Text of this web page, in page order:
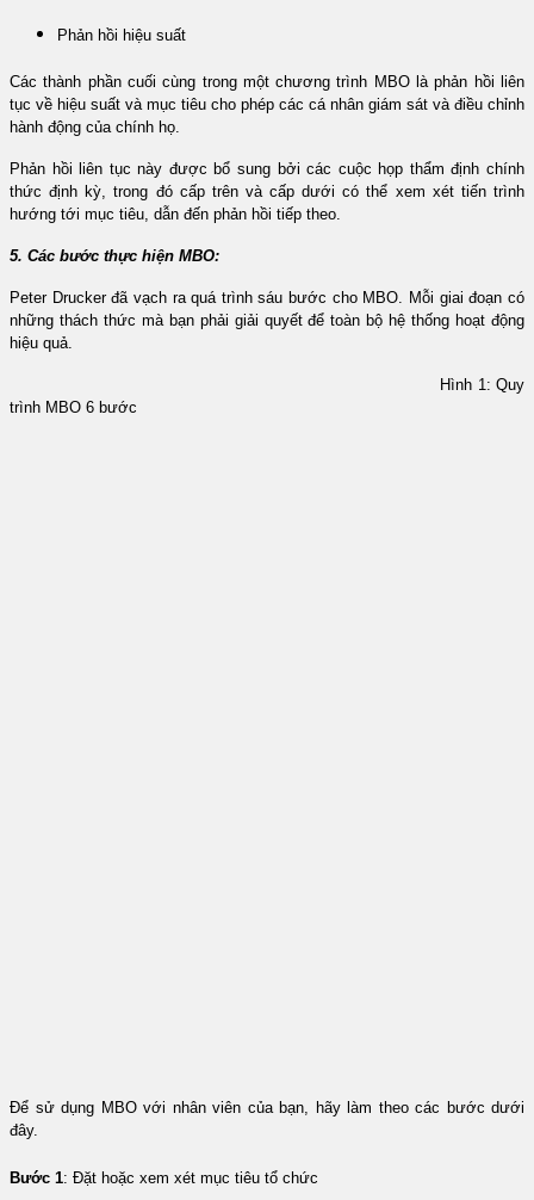
Phản hồi hiệu suất
Các thành phần cuối cùng trong một chương trình MBO là phản hồi liên
tục về hiệu suất và mục tiêu cho phép các cá nhân giám sát và điều chỉnh
hành động của chính họ.
Phản hồi liên tục này được bổ sung bởi các cuộc họp thẩm định chính
thức định kỳ, trong đó cấp trên và cấp dưới có thể xem xét tiến trình
hướng tới mục tiêu, dẫn đến phản hồi tiếp theo.
5. Các bước thực hiện MBO:
Peter Drucker đã vạch ra quá trình sáu bước cho MBO. Mỗi giai đoạn có
những thách thức mà bạn phải giải quyết để toàn bộ hệ thống hoạt động
hiệu quả.
Hình 1: Quy
trình MBO 6 bước
Để sử dụng MBO với nhân viên của bạn, hãy làm theo các bước dưới
đây.
Bước 1: Đặt hoặc xem xét mục tiêu tổ chức